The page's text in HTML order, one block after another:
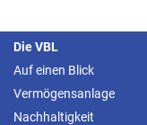
Die VBL
Auf einen Blick
Vermögensanlage
Nachhaltigkeit